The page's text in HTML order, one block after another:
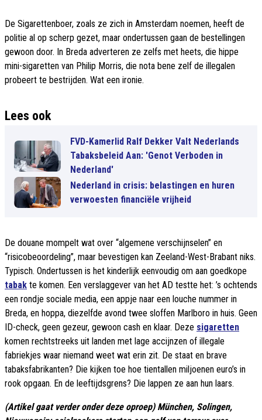
De Sigarettenboer, zoals ze zich in Amsterdam noemen, heeft de
politie al op scherp gezet, maar ondertussen gaan de bestellingen
gewoon door. In Breda adverteren ze zelfs met heets, die hippe
mini-sigaretten van Philip Morris, die nota bene zelf de illegalen
probeert te bestrijden. Wat een ironie.
Lees ook
FVD-Kamerlid Ralf Dekker Valt Nederlands
Tabaksbeleid Aan: 'Genot Verboden in
Nederland'
Nederland in crisis: belastingen en huren
verwoesten financiële vrijheid
De douane mompelt wat over “algemene verschijnselen” en
“risicobeoordeling”, maar bevestigen kan Zeeland-West-Brabant niks.
Typisch. Ondertussen is het kinderlijk eenvoudig om aan goedkope
tabak te komen. Een verslaggever van het AD testte het: ’s ochtends
een rondje sociale media, een appje naar een louche nummer in
Breda, en hoppa, diezelfde avond twee sloffen Marlboro in huis. Geen
ID-check, geen gezeur, gewoon cash en klaar. Deze sigaretten
komen rechtstreeks uit landen met lage accijnzen of illegale
fabriekjes waar niemand weet wat erin zit. De staat en brave
tabaksfabrikanten? Die kijken toe hoe tientallen miljoenen euro’s in
rook opgaan. En de leeftijdsgrens? Die lappen ze aan hun laars.
(Artikel gaat verder onder deze oproep) München, Solingen,